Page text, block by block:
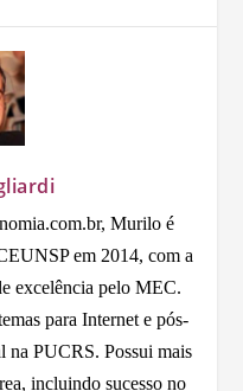
Murilo é
em 2014, com a
excelência pelo MEC.
para Internet e pós-
na PUCRS. Possui mais
incluindo sucesso no